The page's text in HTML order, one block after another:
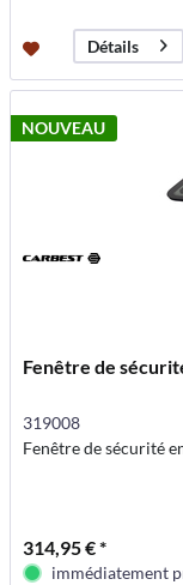
Détails
NOUVEAU
Fenêtre de
319008
Fenêtre de sécurité
314,95 € *
immédiatement